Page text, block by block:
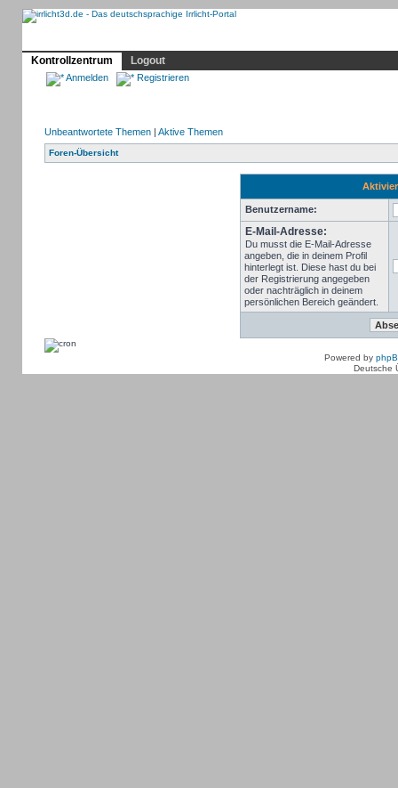
Kontrollzentrum
Logout
Anmelden Registrieren
Unbeantwortete Themen| Aktive Themen
Foren-Übersicht
Benutzername:
E-Mail-Adresse:
Du musst die E-Mail-Adresse
angeben, die in deinem Profil
hinterlegt ist. Diese hast du bei
der Registrierung angegeben
oder nachträglich in deinem
persönlichen Bereich geändert.
Powered by
Deutsche